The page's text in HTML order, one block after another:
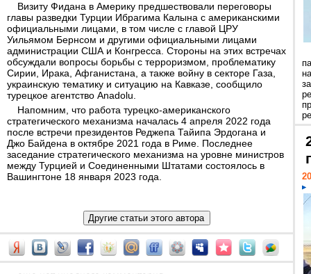
Визиту Фидана в Америку предшествовали переговоры
главы разведки Турции Ибрагима Калына с американскими
официальными лицами, в том числе с главой ЦРУ
Уильямом Бернсом и другими официальными лицами
администрации США и Конгресса. Стороны на этих встречах
обсуждали вопросы борьбы с терроризмом, проблематику
Сирии, Ирака, Афганистана, а также войну в секторе Газа,
украинскую тематику и ситуацию на Кавказе, сообщило
турецкое агентство Anadolu.
Напомним, что работа турецко-американского
стратегического механизма началась 4 апреля 2022 года
после встречи президентов Реджепа Тайипа Эрдогана и
Джо Байдена в октябре 2021 года в Риме. Последнее
заседание стратегического механизма на уровне министров
между Турцией и Соединенными Штатами состоялось в
Вашингтоне 18 января 2023 года.